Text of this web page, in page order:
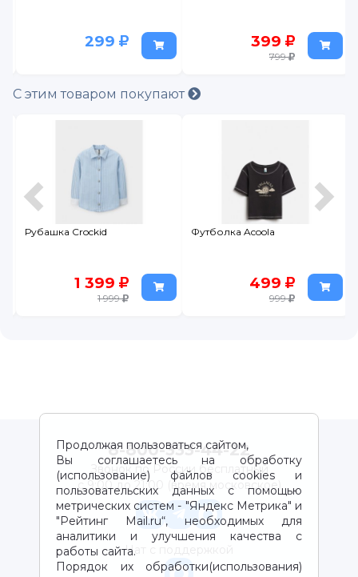
299 399
799
С этим товаром покупают
Рубашка Crockid
1 399
1 999
Футболка Acoola
499
999
Продолжая пользоваться сайтом,
Вы соглашаетесь на обработку
(использование) файлов cookies и
пользовательских данных с помощью
метрических систем - "Яндекс Метрика" и
"Рейтинг Mail.ru“, необходимых для
аналитики и улучшения качества с
работы сайта.
Порядок их обработки(использования)
8-800-333-44-22
Звонок по России бесплатный
с 9:00 до 21:00 (время московское)
Чат с поддержкой